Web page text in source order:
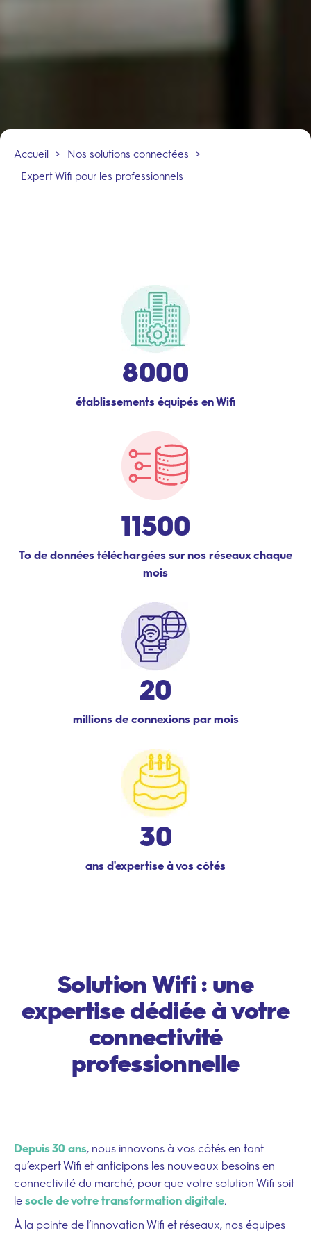
Accueil > Nos solutions connectées
>
Expert Wifi pour les professionnels
8000
établissements équipés en Wifi
11500
To de données téléchargées sur nos réseaux chaque
mois
20
millions de connexions par mois
30
ans d'expertise à vos côtés
Solution Wifi : une
expertise dédiée à votre
connectivité
professionnelle
Depuis 30 ans, nous innovons à vos côtés en tant
qu’expert Wifi et anticipons les nouveaux besoins en
connectivité du marché, pour que votre solution Wifi soit
le socle de votre transformation digitale.
À la pointe de l’innovation Wifi et réseaux, nos équipes